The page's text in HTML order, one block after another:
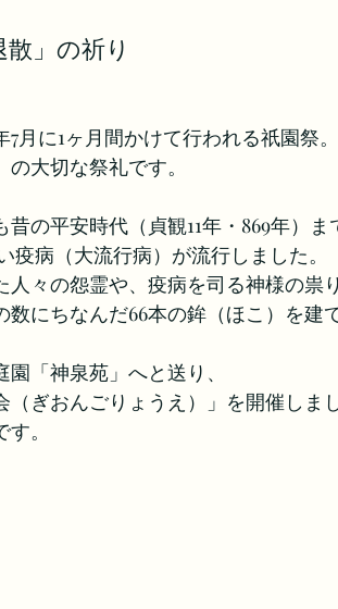
」の祈り
月に1ヶ月間かけて行われる祇園祭。
大切な祭礼です。
の平安時代（貞観11年・869年）ま
病（大流行病）が流行しました。
々の怨霊や、疫病を司る神様の祟
にちなんだ66本の鉾（ほこ）を建
「神泉苑」へと送り、
ぎおんごりょうえ）」を開催しまし
。